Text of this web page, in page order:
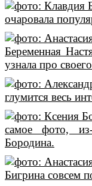
очаровала
Беременная
узнала про
глумится весь
самое фото,
Бородина.
Бигрина совсем